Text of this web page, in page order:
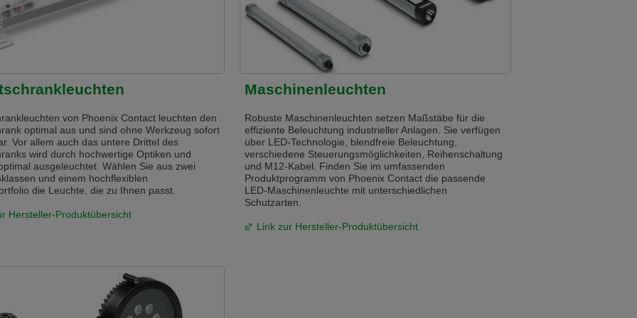
Sprache als die derzeit angezeigte bevorzugt. Diese Webseite ist auch auf Deutsch verfügbar. Möchten
version
jaký je momentálně používán. Tato stránka je k dispozici i v češtině. Chcete přepnout na českou verzi?
verzi
je právě používaný jazyk. Tato stránka je také k dispozici v němčině. Přejete si přejít na německou verzi?
je právě používaný jazyk. Tato stránka je k dispozici také v angličtině. Přejete si přepnout na anglickou verzi?
von Phoenix Contact leuchten den
optimal aus und sind ohne Werkzeug sofort
Vor allem auch das untere Drittel des
wird durch hochwertige Optiken und
ausgeleuchtet. Wählen Sie aus zwei
und einem hochflexiblen
die Leuchte, die zu Ihnen passt.
Hersteller-Produktübersicht
Maschinenleuchten
Robuste Maschinenleuchten setzen Maßstäbe für die
effiziente Beleuchtung industrieller Anlagen. Sie verfügen
über LED-Technologie, blendfreie Beleuchtung,
verschiedene Steuerungsmöglichkeiten, Reihenschaltung
und M12-Kabel. Finden Sie im umfassenden
Produktprogramm von Phoenix Contact die passende
LED-Maschinenleuchte mit unterschiedlichen
Schutzarten.
Link zur Hersteller-Produktübersicht